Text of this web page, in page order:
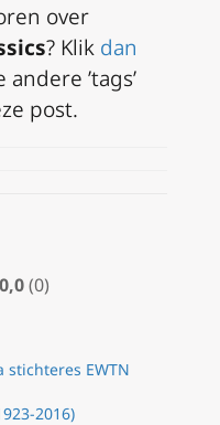
over
? Klik dan
’tags’
post.
0,0 (0)
stichteres EWTN
2016)